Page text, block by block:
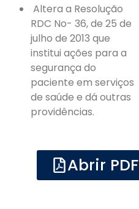
Altera a Resolução
RDC No- 36, de 25 de
julho de 2013 que
institui ações para a
segurança do
paciente em serviços
de saúde e dá outras
providências.
Abrir PDF